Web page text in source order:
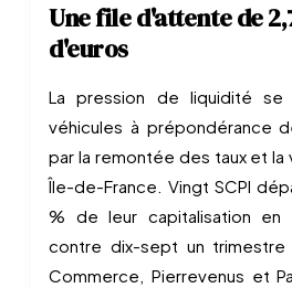
Une file d'attente de
d'euros
La pression de liquidité se
véhicules à prépondérance
par la remontée des taux et la
Île-de-France. Vingt SCPI
% de leur capitalisation
contre dix-sept un trimestre
Commerce, Pierrevenus et